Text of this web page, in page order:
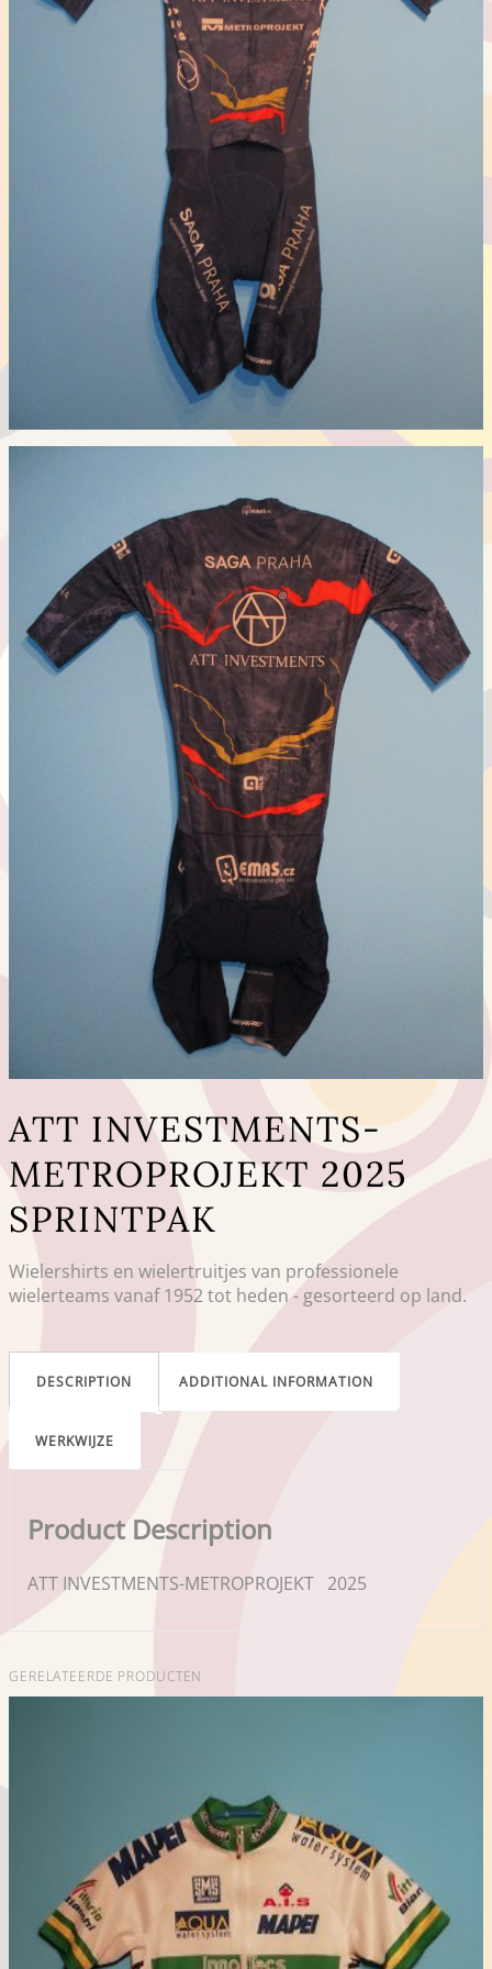
ATT INVESTMENTS-
METROPROJEKT 2025
SPRINTPAK
Wielershirts en wielertruitjes van professionele
wielerteams vanaf 1952 tot heden - gesorteerd op land.
DESCRIPTION ADDITIONAL INFORMATION
WERKWIJZE
Product Description
ATT INVESTMENTS-METROPROJEKT 2025
GERELATEERDE PRODUCTEN